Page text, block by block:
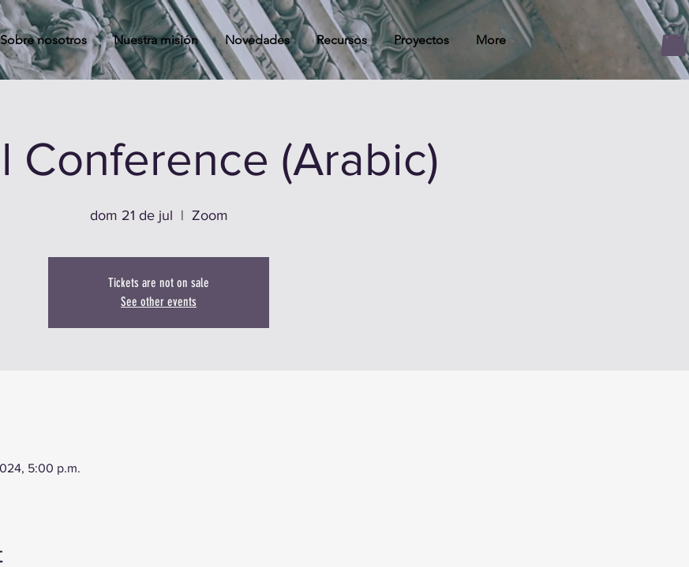
Sobre nosotros Nuestra misión Novedades Recursos Proyectos More
Conference (Arabic)
dom 21 de jul
  |
Zoom
Tickets are not on sale
See other events
5:00 p.m.